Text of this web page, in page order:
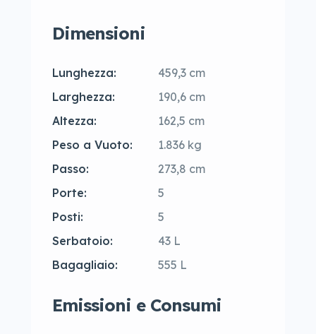
Dimensioni
Lunghezza:
459,3 cm
Larghezza:
190,6 cm
Altezza:
162,5 cm
Peso a Vuoto:
1.836 kg
Passo:
273,8 cm
Porte:
5
Posti:
5
Serbatoio:
43 L
Bagagliaio:
555 L
Emissioni e Consumi